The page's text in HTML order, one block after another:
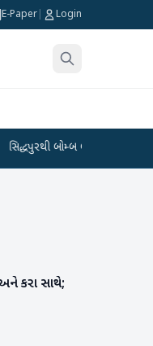
E-Paper Login
બનાવવાની સામગ્રી સાથે
કરા સાથે;